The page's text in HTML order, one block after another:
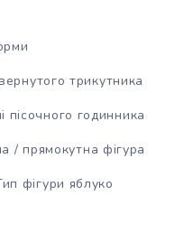
трикутника
пісочного годинника
/ прямокутна фігура
фігури яблуко